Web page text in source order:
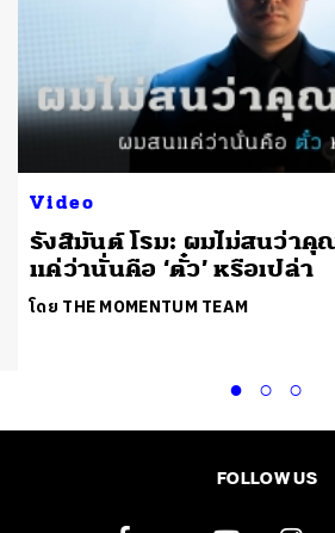
Video
รังสิมันต์ โรม: ผมไม่สนว่าคุ
แค่ว่านั่นคือ ‘ตั๋ว’ หรือเปล่า
โดย THE MOMENTUM TEAM
FOLLOW US